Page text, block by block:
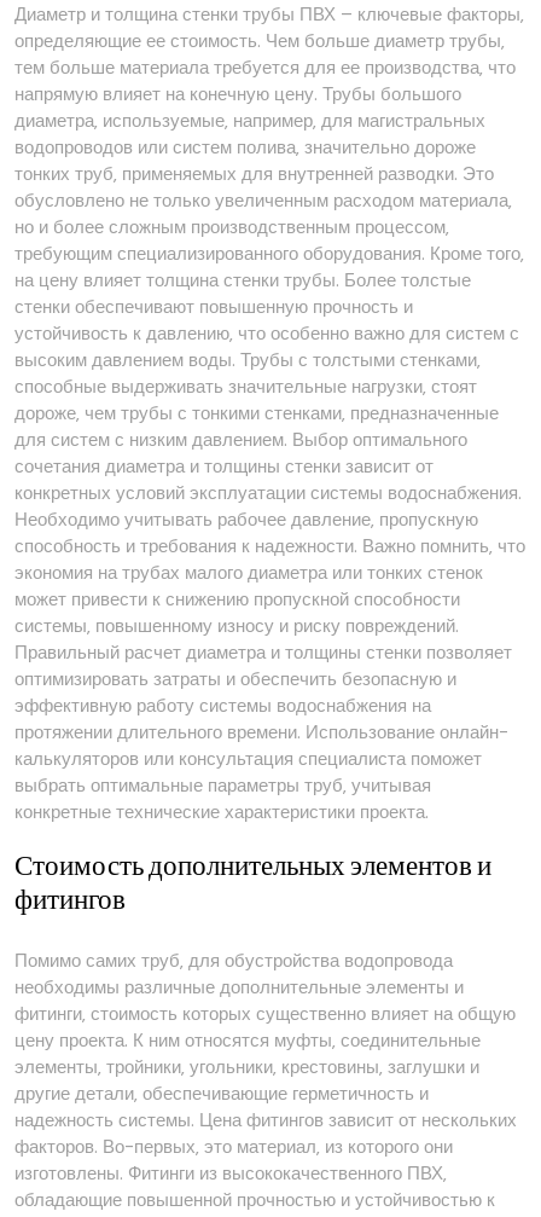
Диаметр и толщина стенки трубы ПВХ – ключевые факторы‚
определяющие ее стоимость. Чем больше диаметр трубы‚
тем больше материала требуется для ее производства‚ что
напрямую влияет на конечную цену. Трубы большого
диаметра‚ используемые‚ например‚ для магистральных
водопроводов или систем полива‚ значительно дороже
тонких труб‚ применяемых для внутренней разводки. Это
обусловлено не только увеличенным расходом материала‚
но и более сложным производственным процессом‚
требующим специализированного оборудования. Кроме того‚
на цену влияет толщина стенки трубы. Более толстые
стенки обеспечивают повышенную прочность и
устойчивость к давлению‚ что особенно важно для систем с
высоким давлением воды. Трубы с толстыми стенками‚
способные выдерживать значительные нагрузки‚ стоят
дороже‚ чем трубы с тонкими стенками‚ предназначенные
для систем с низким давлением. Выбор оптимального
сочетания диаметра и толщины стенки зависит от
конкретных условий эксплуатации системы водоснабжения.
Необходимо учитывать рабочее давление‚ пропускную
способность и требования к надежности. Важно помнить‚ что
экономия на трубах малого диаметра или тонких стенок
может привести к снижению пропускной способности
системы‚ повышенному износу и риску повреждений.
Правильный расчет диаметра и толщины стенки позволяет
оптимизировать затраты и обеспечить безопасную и
эффективную работу системы водоснабжения на
протяжении длительного времени. Использование онлайн-
калькуляторов или консультация специалиста поможет
выбрать оптимальные параметры труб‚ учитывая
конкретные технические характеристики проекта.
Стоимость дополнительных элементов и
фитингов
Помимо самих труб‚ для обустройства водопровода
необходимы различные дополнительные элементы и
фитинги‚ стоимость которых существенно влияет на общую
цену проекта. К ним относятся муфты‚ соединительные
элементы‚ тройники‚ угольники‚ крестовины‚ заглушки и
другие детали‚ обеспечивающие герметичность и
надежность системы. Цена фитингов зависит от нескольких
факторов. Во-первых‚ это материал‚ из которого они
изготовлены. Фитинги из высококачественного ПВХ‚
обладающие повышенной прочностью и устойчивостью к